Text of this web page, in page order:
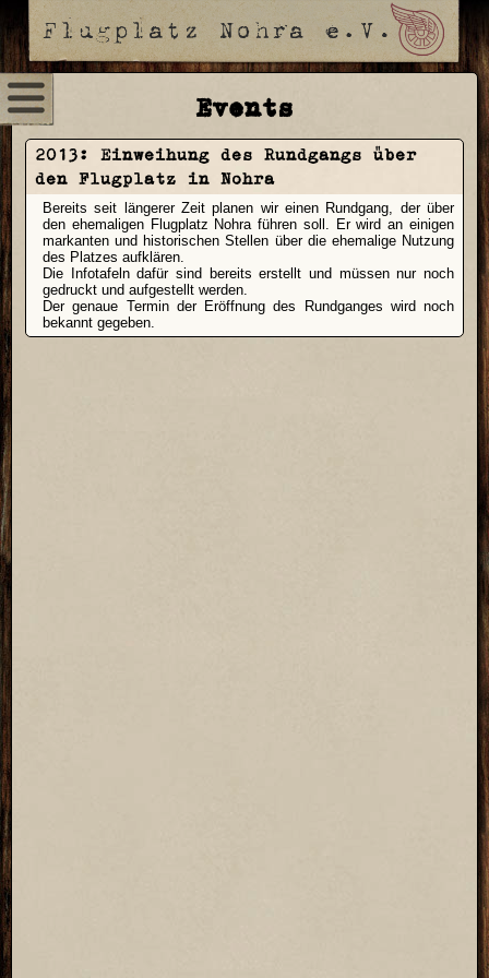
Events
2013: Einweihung des Rundgangs über
den Flugplatz in Nohra
Bereits seit längerer Zeit planen wir einen Rundgang, der über
den ehemaligen Flugplatz Nohra führen soll. Er wird an einigen
markanten und historischen Stellen über die ehemalige Nutzung
des Platzes aufklären.
Die Infotafeln dafür sind bereits erstellt und müssen nur noch
gedruckt und aufgestellt werden.
Der genaue Termin der Eröffnung des Rundganges wird noch
bekannt gegeben.